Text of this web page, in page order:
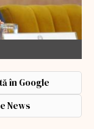
în Google
News